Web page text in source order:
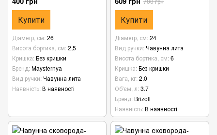
Купити
Діаметр, см 26
Висота бортика, см 2,5
Кришка Без кришки
Бренд Maysternya
Вид ручки Чавунна лита
Наявність В наявності
Купити
Діаметр, см 24
Вид ручки Чавунна лита
Висота бортика, см 6
Кришка Без кришки
Вага, кг 2.0
Об'єм, л 3.7
Бренд Brizoll
Наявність В наявності